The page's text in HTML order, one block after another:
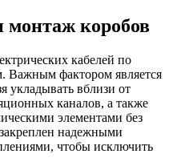
монтаж коробов
кабелей по
Важным фактором является
укладывать вблизи от
каналов, а также
элементами без
надежными
чтобы исключить